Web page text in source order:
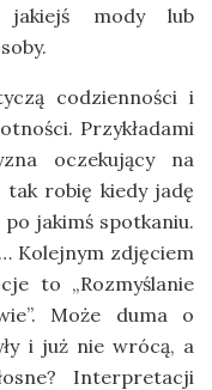
mody lub
codzienności i
Przykładami
oczekujący na
tak robię kiedy jadę
jakimś spotkaniu.
Kolejnym zdjęciem
to „Rozmyślanie
Może duma o
i już nie wrócą, a
Interpretacji